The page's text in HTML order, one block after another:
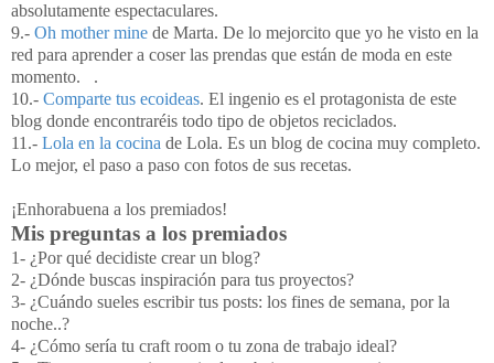
absolutamente espectaculares.
9.- Oh mother mine de Marta. De lo mejorcito que yo he visto en la
red para aprender a coser las prendas que están de moda en este
momento. .
10.- Comparte tus ecoideas. El ingenio es el protagonista de este
blog donde encontraréis todo tipo de objetos reciclados.
11.- Lola en la cocina de Lola. Es un blog de cocina muy completo.
Lo mejor, el paso a paso con fotos de sus recetas.
¡Enhorabuena a los premiados!
Mis preguntas a los premiados
1- ¿Por qué decidiste crear un blog?
2- ¿Dónde buscas inspiración para tus proyectos?
3- ¿Cuándo sueles escribir tus posts: los fines de semana, por la
noche..?
4- ¿Cómo sería tu craft room o tu zona de trabajo ideal?